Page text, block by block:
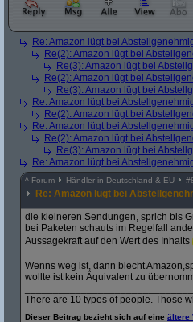
Re: Amazon lügt bei
Re(2): Amazon lügt bei
Re(3): Amazon lügt bei
Re(2): Amazon lügt bei
Re(3): Amazon lügt bei
Re: Amazon lügt bei
Re(2): Amazon lügt bei
Re: Amazon lügt bei
Re(2): Amazon lügt bei
Re(3): Amazon lügt bei
Re: Amazon lügt bei
^ Forum Händler in Deutschland & EU #
Re: Amazon lügt bei
die kleineren Sendungen, sprich bis
bei Paketen schauts im Regelfall
Aussagekraft auf den Wert des Inhalts
Wenns weg ist, dann blecht
wollte ist kein Äquivalent zu
There are 10 types of people. Those
Dieser Beitrag bezieht sich auf eine ältere